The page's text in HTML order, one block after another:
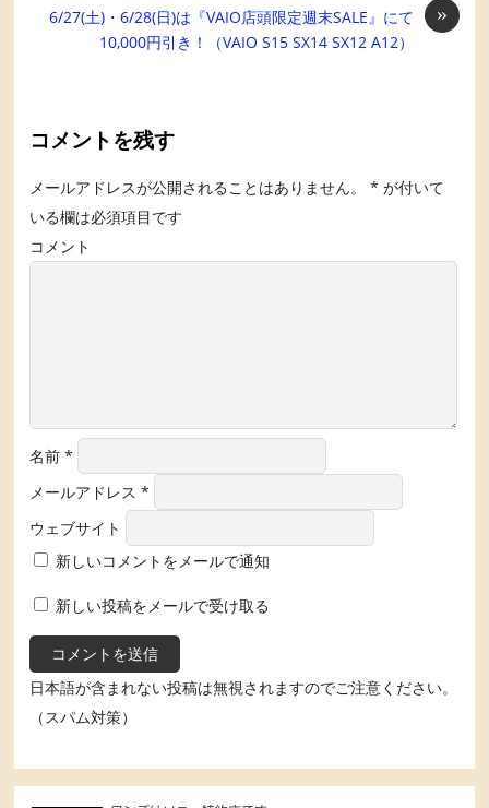
»
6/27(土)・6/28(日)は『VAIO店頭限定週末SALE』にて
10,000円引き！（VAIO S15 SX14 SX12 A12）
コメントを残す
メールアドレスが公開されることはありません。 * が付いて
いる欄は必須項目です
コメント
名前*
メールアドレス*
ウェブサイト
新しいコメントをメールで通知
新しい投稿をメールで受け取る
日本語が含まれない投稿は無視されますのでご注意ください。
（スパム対策）